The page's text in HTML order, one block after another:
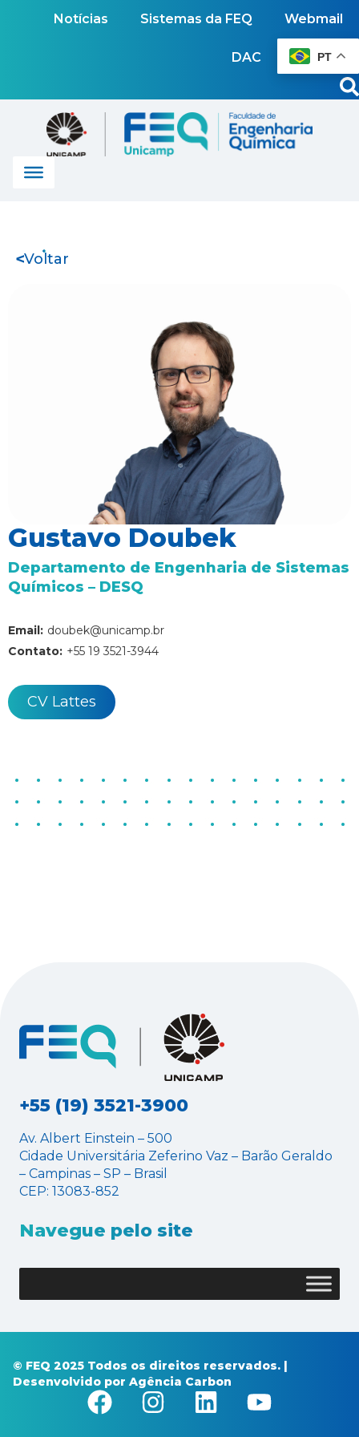
Notícias Sistemas da FEQ Webmail
DAC PT
Voltar
Gustavo Doubek
Departamento de Engenharia de Sistemas
Químicos – DESQ
Email: doubek@unicamp.br
Contato: +55 19 3521-3944
CV Lattes
+55 (19) 3521-3900
Av. Albert Einstein – 500
Cidade Universitária Zeferino Vaz – Barão Geraldo
– Campinas – SP – Brasil
CEP: 13083-852
Navegue pelo site
© FEQ 2025 Todos os direitos reservados. |
Desenvolvido por Agência Carbon